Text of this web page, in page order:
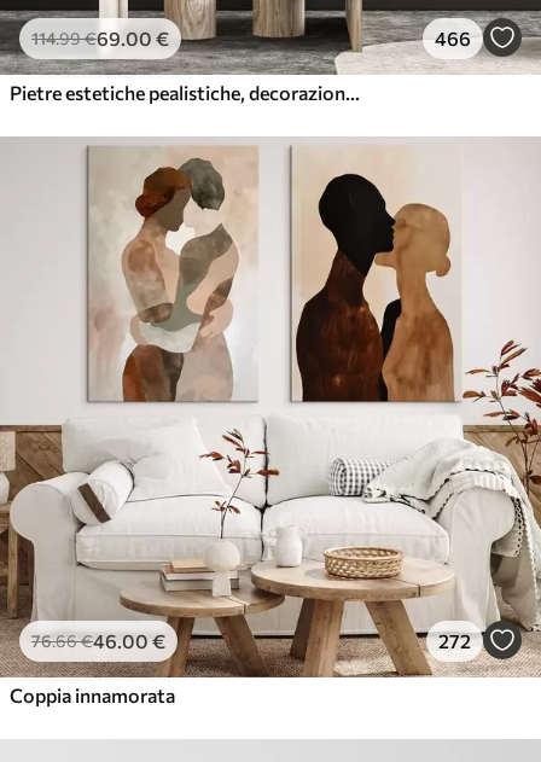
114.99€69.00 € 466
Pietre estetiche pealistiche, decorazione della casa, illuminazione naturale
76.66€46.00 € 272
Coppia innamorata